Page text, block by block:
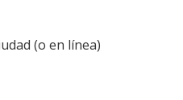
(o en línea)